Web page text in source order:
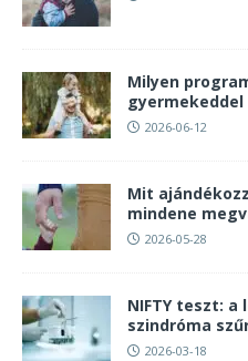
Milyen
2026-06-12
Mit
mindene
2026-05-28
NIFTY teszt: a
szindróma
2026-03-18